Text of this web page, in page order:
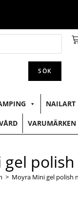
SÖK
NAILART
VARUMÄRKEN
> Moyra Mini gel polish